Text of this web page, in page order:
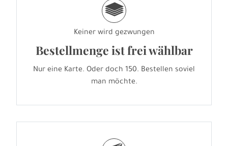
g
Keiner wird gezwungen
Bestellmenge ist frei wählbar
Nur eine Karte. Oder doch 150. Bestellen soviel
man möchte.